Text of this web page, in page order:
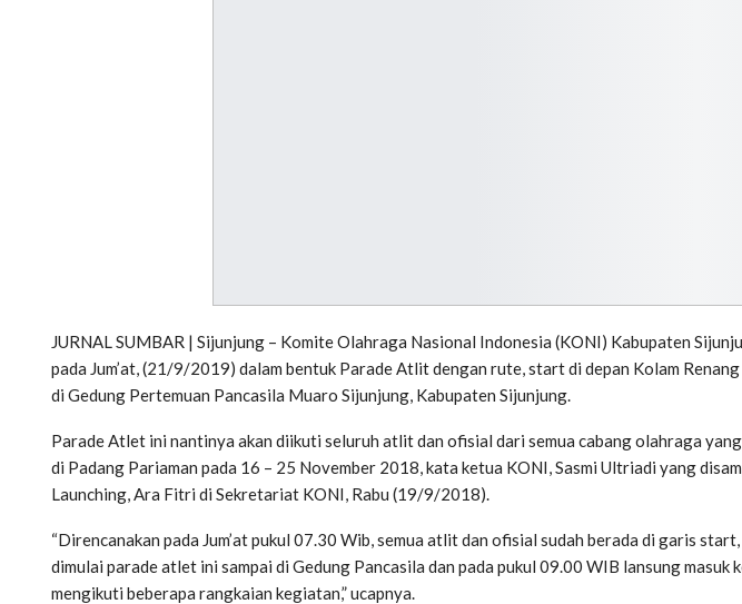
JURNAL SUMBAR | Sijunjung – Komite Olahraga Nasional Indonesia (KONI) Kabupaten
pada Jum’at, (21/9/2019) dalam bentuk Parade Atlit dengan rute, start di depan Kolam
di Gedung Pertemuan Pancasila Muaro Sijunjung, Kabupaten Sijunjung.
Parade Atlet ini nantinya akan diikuti seluruh atlit dan ofisial dari semua cabang olahraga
di Padang Pariaman pada 16 – 25 November 2018, kata ketua KONI, Sasmi Ultriadi yang
Launching, Ara Fitri di Sekretariat KONI, Rabu (19/9/2018).
“Direncanakan pada Jum’at pukul 07.30 Wib, semua atlit dan ofisial sudah berada di garis
dimulai parade atlet ini sampai di Gedung Pancasila dan pada pukul 09.00 WIB lansung masuk
mengikuti beberapa rangkaian kegiatan,” ucapnya.